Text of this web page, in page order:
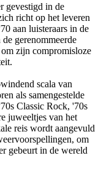
gevestigd in de
richt op het leveren
aan luisteraars in de
gerenommeerde
zijn compromisloze
scala van
als samengestelde
Classic Rock, '70s
juweeltjes van het
reis wordt aangevuld
om
gebeurt in de wereld